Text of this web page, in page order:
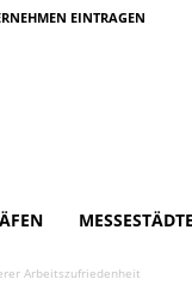
EINTRAGEN
MESSESTÄDTE
Arbeitszufriedenheit